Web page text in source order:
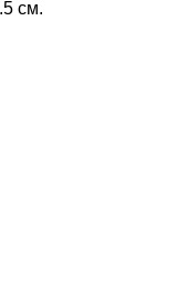
см.